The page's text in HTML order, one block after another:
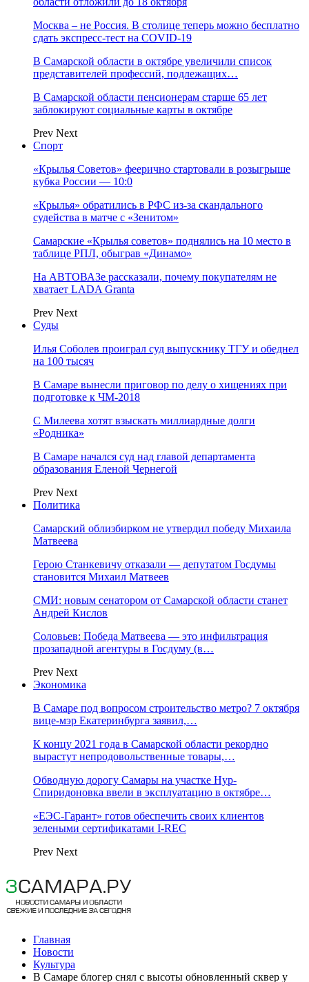
Москва – не Россия. В столице теперь можно бесплатно
сдать экспресс-тест на COVID-19
В Самарской области в октябре увеличили список
представителей профессий, подлежащих…
В Самарской области пенсионерам старше 65 лет
заблокируют социальные карты в октябре
Prev Next
Спорт
«Крылья Советов» феерично стартовали в розыгрыше
кубка России — 10:0
«Крылья» обратились в РФС из-за скандального
судейства в матче с «Зенитом»
Самарские «Крылья советов» поднялись на 10 место в
таблице РПЛ, обыграв «Динамо»
На АВТОВАЗе рассказали, почему покупателям не
хватает LADA Granta
Prev Next
Суды
Илья Соболев проиграл суд выпускнику ТГУ и обеднел
на 100 тысяч
В Самаре вынесли приговор по делу о хищениях при
подготовке к ЧМ-2018
С Милеева хотят взыскать миллиардные долги
«Родника»
В Самаре начался суд над главой департамента
образования Еленой Чернегой
Prev Next
Политика
Самарский облизбирком не утвердил победу Михаила
Матвеева
Герою Станкевичу отказали — депутатом Госдумы
становится Михаил Матвеев
СМИ: новым сенатором от Самарской области станет
Андрей Кислов
Соловьев: Победа Матвеева — это инфильтрация
прозападной агентуры в Госдуму (в…
Prev Next
Экономика
В Самаре под вопросом строительство метро? 7 октября
вице-мэр Екатеринбурга заявил,…
К концу 2021 года в Самарской области рекордно
вырастут непродовольственные товары,…
Обводную дорогу Самары на участке Нур-
Спиридоновка ввели в эксплуатацию в октябре…
«ЕЭС-Гарант» готов обеспечить своих клиентов
зелеными сертификатами I-REC
Prev Next
Главная
Новости
Культура
В Самаре блогер снял с высоты обновленный сквер у